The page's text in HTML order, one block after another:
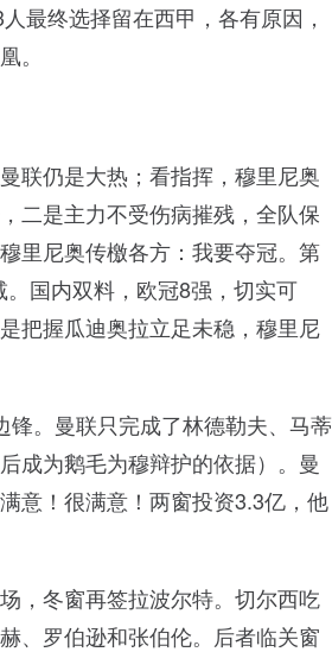
最终选择留在西甲，各有原因，
。
联仍是大热；看指挥，穆里尼奥
二是主力不受伤病摧残，全队保
里尼奥传檄各方：我要夺冠。第
国内双料，欧冠8强，切实可
把握瓜迪奥拉立足未稳，穆里尼
。曼联只完成了林德勒夫、马蒂
成为鹅毛为穆辩护的依据）。曼
意！很满意！两窗投资3.3亿，他
，冬窗再签拉波尔特。切尔西吃
、罗伯逊和张伯伦。后者临关窗